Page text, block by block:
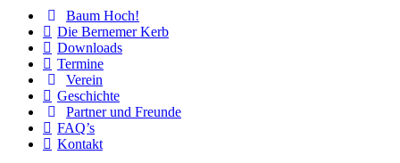
Baum Hoch!
Die Bernemer Kerb
Downloads
Termine
Verein
Geschichte
Partner und Freunde
FAQ’s
Kontakt